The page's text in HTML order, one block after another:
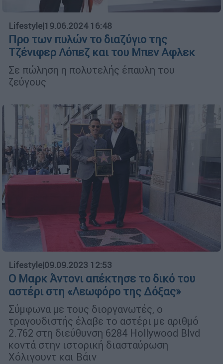
Lifestyle|19.06.2024 16:48
Προ των πυλών το διαζύγιο της
Τζένιφερ Λόπεζ και του Μπεν Αφλεκ
Σε πώληση η πολυτελής έπαυλη του
ζεύγους
Lifestyle|09.09.2023 12:53
Ο Μαρκ Άντονι απέκτησε το δικό του
αστέρι στη «Λεωφόρο της Δόξας»
Σύμφωνα με τους διοργανωτές, ο
τραγουδιστής έλαβε το αστέρι με αριθμό
2.762 στη διεύθυνση 6284 Hollywood Blvd
κοντά στην ιστορική διασταύρωση
Χόλιγουντ και Βάιν